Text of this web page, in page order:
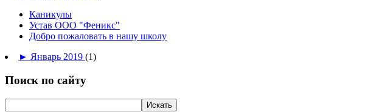
Каникулы
Устав ООО "Феникс"
Добро пожаловать в нашу школу
► Январь 2019 (1)
Поиск по сайту